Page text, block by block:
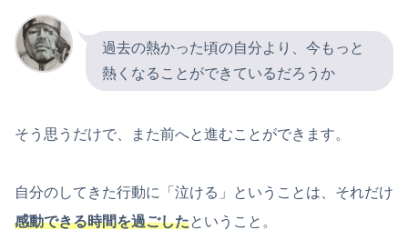
過去の熱かった頃の自分より、今もっと
熱くなることができているだろうか
そう思うだけで、また前へと進むことができます。
自分のしてきた行動に「泣ける」ということは、それだけ
感動できる時間を過ごしたということ。